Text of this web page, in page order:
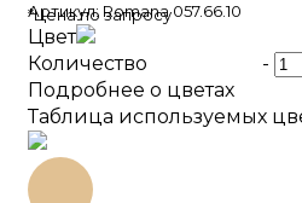
Артикул: Romana 057.66.10
*Цена по запросу
Цвет
Количество
-
Подробнее о цветах
Таблица используемых